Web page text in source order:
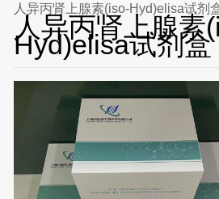
人异丙肾上腺素(iso-Hyd)elisa试剂
人异丙肾上腺素
Hyd)elisa试剂盒